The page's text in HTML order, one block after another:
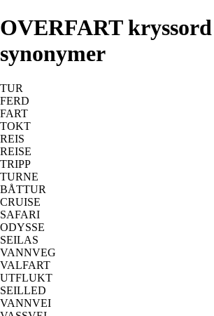
OVERFART
synonymer
TUR
FERD
FART
TOKT
REIS
REISE
TRIPP
TURNE
BÅTTUR
CRUISE
SAFARI
ODYSSE
SEILAS
VANNVEG
VALFART
UTFLUKT
SEILLED
VANNVEI